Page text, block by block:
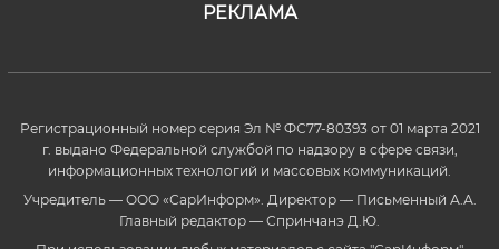
РЕКЛАМА
Регистрационный номер серия Эл № ФС77-80393 от 01 марта 2021
г. выдано Федеральной службой по надзору в сфере связи,
информационных технологий и массовых коммуникаций.
Учредитель — ООО «СарИнформ». Директор — Письменный А.А.
Главный редактор — Спринчанэ Д.Ю.